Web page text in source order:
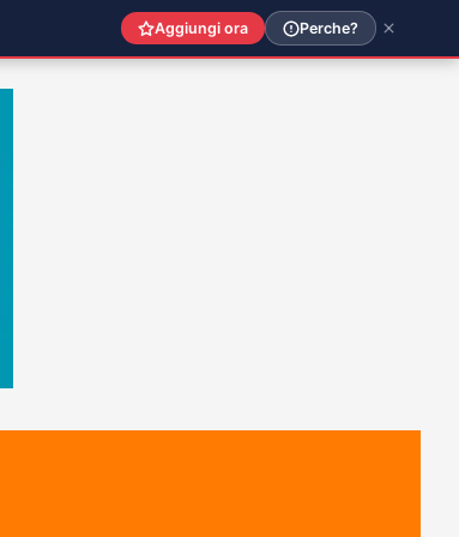
Aggiungi ora Perche?